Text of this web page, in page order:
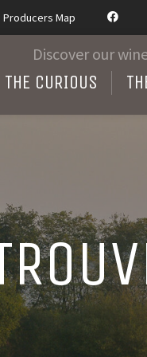
Producers Map
Discover our
THE CURIOUS